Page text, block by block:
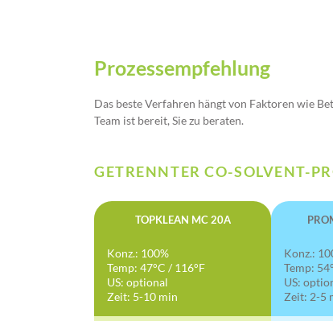
Prozessempfehlung
Das beste Verfahren hängt von Faktoren wie
Team ist bereit, Sie zu beraten.
GETRENNTER CO-SOLVENT-
TOPKLEAN MC 20A
Konz.: 100%
Temp: 47°C / 116°F
US: optional
Zeit: 5-10 min
Konz.:
Temp:
US:
Zeit: 2-5